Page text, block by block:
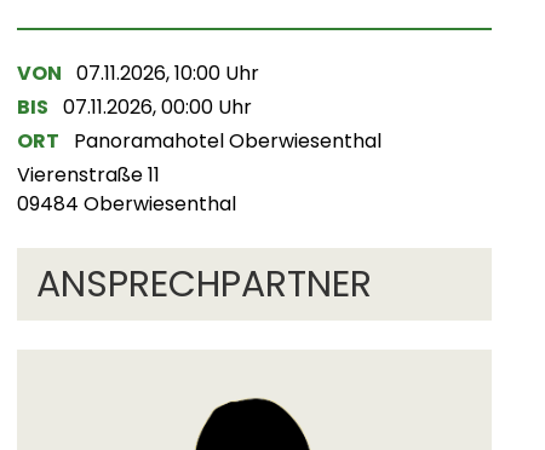
VON 07.11.2026, 10:00 Uhr
BIS 07.11.2026, 00:00 Uhr
ORT
Panoramahotel Oberwiesenthal
Vierenstraße 11
09484 Oberwiesenthal
ANSPRECHPARTNER